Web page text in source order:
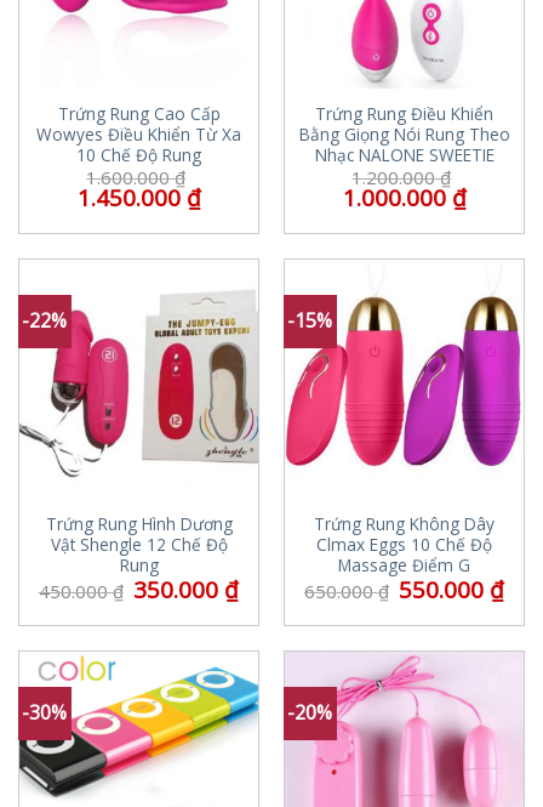
Trứng Rung Cao Cấp
Wowyes Điều Khiển Từ Xa
10 Chế Độ Rung
1.600.000₫
1.450.000₫
Trứng Rung Điều Khiển
Bằng Giọng Nói Rung Theo
Nhạc NALONE SWEETIE
1.200.000₫
1.000.000₫
-22%
Trứng Rung Hình Dương
Vật Shengle 12 Chế Độ
Rung
450.000₫ 350.000 ₫
-15%
Trứng Rung Không Dây
Clmax Eggs 10 Chế Độ
Massage Điểm G
650.000₫ 550.000 ₫
-30% -20%